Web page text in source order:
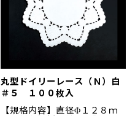
丸型ドイリーレース（Ｎ）白
＃５ １００枚入
【規格内容】直径Φ１２８ｍ